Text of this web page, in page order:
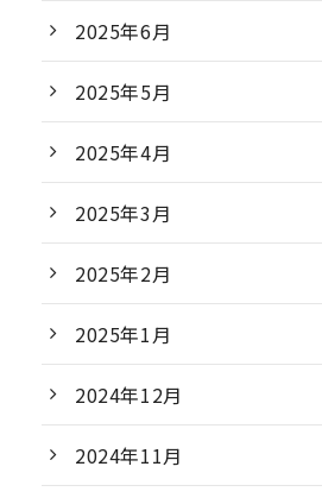
2025年6月
2025年5月
2025年4月
2025年3月
2025年2月
2025年1月
2024年12月
2024年11月